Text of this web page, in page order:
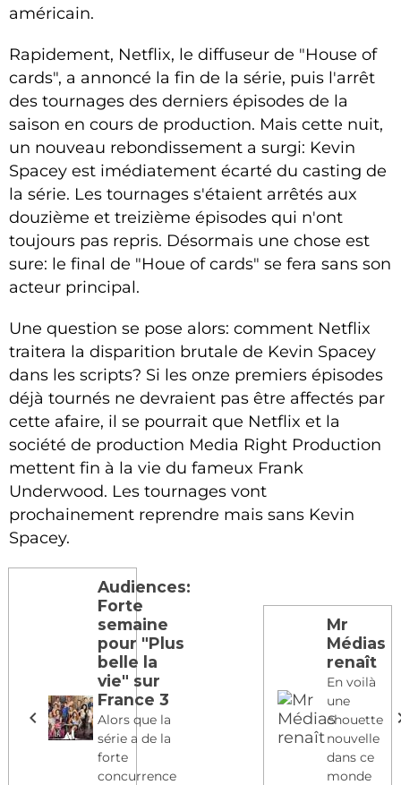
américain.
Rapidement, Netflix, le diffuseur de "House of
cards", a annoncé la fin de la série, puis l'arrêt
des tournages des derniers épisodes de la
saison en cours de production. Mais cette nuit,
un nouveau rebondissement a surgi: Kevin
Spacey est imédiatement écarté du casting de
la série. Les tournages s'étaient arrêtés aux
douzième et treizième épisodes qui n'ont
toujours pas repris. Désormais une chose est
sure: le final de "Houe of cards" se fera sans son
acteur principal.
Une question se pose alors: comment Netflix
traitera la disparition brutale de Kevin Spacey
dans les scripts? Si les onze premiers épisodes
déjà tournés ne devraient pas être affectés par
cette afaire, il se pourrait que Netflix et la
société de production Media Right Production
mettent fin à la vie du fameux Frank
Underwood. Les tournages vont
prochainement reprendre mais sans Kevin
Spacey.
Audiences:
Forte
semaine
pour "Plus
belle la
vie" sur
France 3
Alors que la
série a de la
forte
concurrence
Mr
Médias
renaît
En voilà
une
chouette
nouvelle
dans ce
monde